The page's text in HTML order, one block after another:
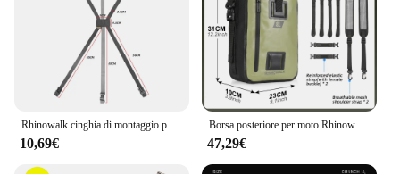
10,69€
Borsa posteriore per moto Rhinowalk 100% zaino da ciclismo impermeabile 8L 15L 30L pacchetto sella laterale motore accessori per valigie da viaggio
47,29€